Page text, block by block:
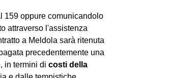
159 oppure comunicandolo
attraverso l'assistenza
a Meldola sarà ritenuta
precedentemente una
in termini di costi della